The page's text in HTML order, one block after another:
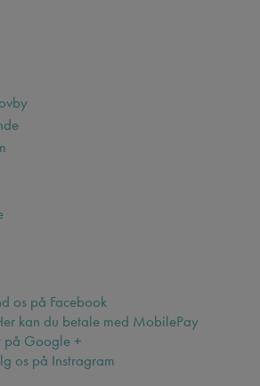
os på Facebook
kan du betale med MobilePay
på Google +
os på Instragram